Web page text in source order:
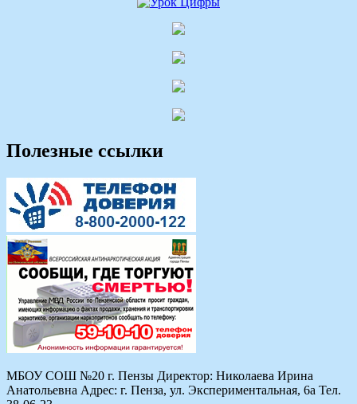
Полезные ссылки
МБОУ СОШ №20 г. Пензы Директор: Николаева Ирина
Анатольевна Адрес: г. Пенза, ул. Экспериментальная, 6а Тел.